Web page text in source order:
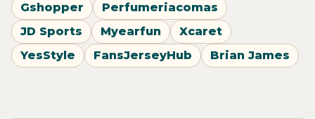
Gshopper
Perfumeriacomas
JD Sports
Myearfun
Xcaret
YesStyle
FansJerseyHub Brian James